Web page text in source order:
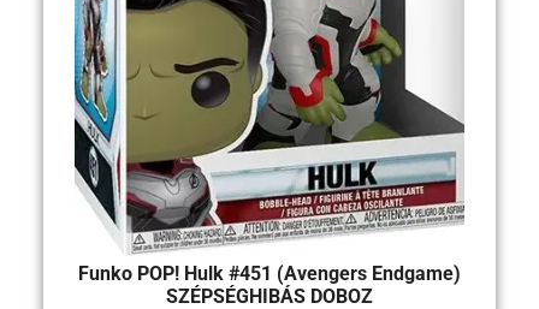
Funko POP! Hulk #451 (Avengers Endgame)
SZÉPSÉGHIBÁS DOBOZ